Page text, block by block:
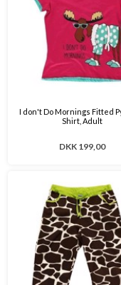
I don't Do Mornings Fitted
Shirt, Adult
DKK 199,00